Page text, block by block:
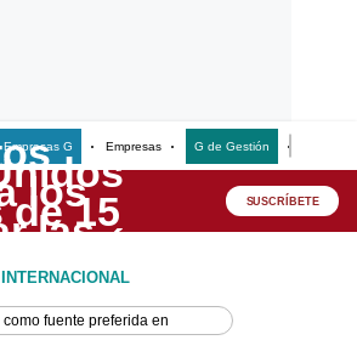
Empresas G Empresas G de Gestión
SUSCRÍBETE
INTERNACIONAL
como fuente preferida en